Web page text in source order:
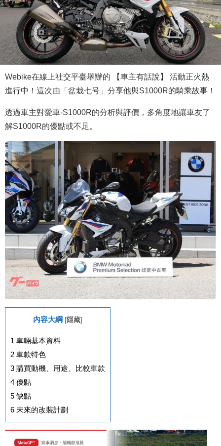
Webike在線上社交平臺舉辦的 【車主有話說】 活動正火熱
進行中！這次由「盆栽七号」分享他與S1000R的騎乘故事！
透過車主對愛車-S1000R的分析與評價，多角度地讓車友了
解S1000R的優點或不足。
內容大綱 [隱藏]
1 車輛基本資料
2 車款特色
3 購買動機、用途、比較車款
4 優點
5 缺點
6 未來的改裝計劃